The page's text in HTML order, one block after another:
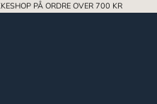
PÅ ORDRE OVER 700 KR